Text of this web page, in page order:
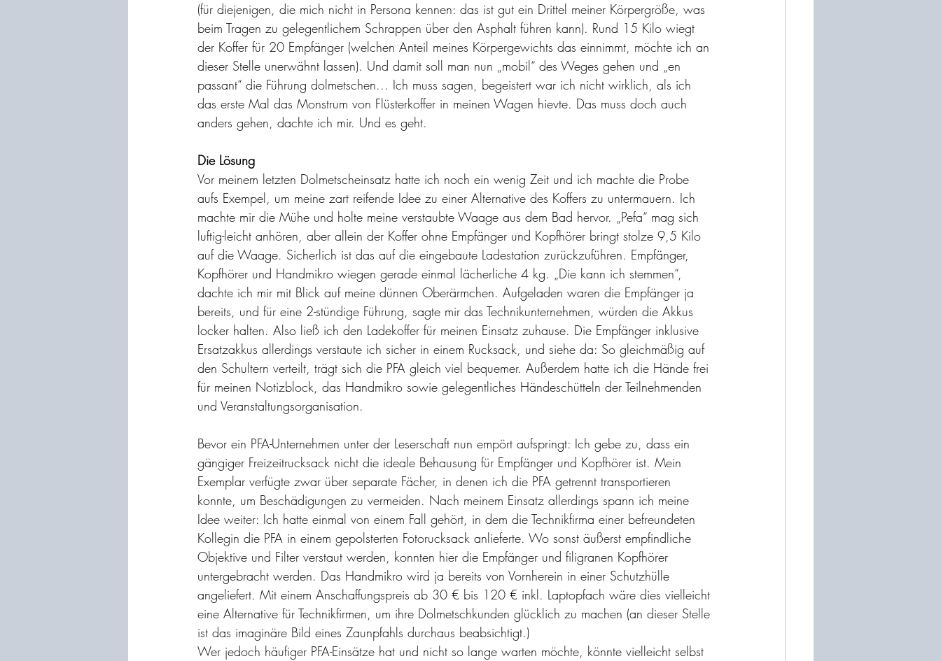
(für diejenigen, die mich nicht in Persona kennen: das ist gut ein Drittel meiner Körpergröße, was
beim Tragen zu gelegentlichem Schrappen über den Asphalt führen kann). Rund 15 Kilo wiegt
der Koffer für 20 Empfänger (welchen Anteil meines Körpergewichts das einnimmt, möchte ich an
dieser Stelle unerwähnt lassen). Und damit soll man nun „mobil“ des Weges gehen und „en
passant“ die Führung dolmetschen... Ich muss sagen, begeistert war ich nicht wirklich, als ich
das erste Mal das Monstrum von Flüsterkoffer in meinen Wagen hievte. Das muss doch auch
anders gehen, dachte ich mir. Und es geht.
Die Lösung
Vor meinem letzten Dolmetscheinsatz hatte ich noch ein wenig Zeit und ich machte die Probe
aufs Exempel, um meine zart reifende Idee zu einer Alternative des Koffers zu untermauern. Ich
machte mir die Mühe und holte meine verstaubte Waage aus dem Bad hervor. „Pefa“ mag sich
luftig-leicht anhören, aber allein der Koffer ohne Empfänger und Kopfhörer bringt stolze 9,5 Kilo
auf die Waage. Sicherlich ist das auf die eingebaute Ladestation zurückzuführen. Empfänger,
Kopfhörer und Handmikro wiegen gerade einmal lächerliche 4 kg. „Die kann ich stemmen“,
dachte ich mir mit Blick auf meine dünnen Oberärmchen. Aufgeladen waren die Empfänger ja
bereits, und für eine 2-stündige Führung, sagte mir das Technikunternehmen, würden die Akkus
locker halten. Also ließ ich den Ladekoffer für meinen Einsatz zuhause. Die Empfänger inklusive
Ersatzakkus allerdings verstaute ich sicher in einem Rucksack, und siehe da: So gleichmäßig auf
den Schultern verteilt, trägt sich die PFA gleich viel bequemer. Außerdem hatte ich die Hände frei
für meinen Notizblock, das Handmikro sowie gelegentliches Händeschütteln der Teilnehmenden
und Veranstaltungsorganisation.
Bevor ein PFA-Unternehmen unter der Leserschaft nun empört aufspringt: Ich gebe zu, dass ein
gängiger Freizeitrucksack nicht die ideale Behausung für Empfänger und Kopfhörer ist. Mein
Exemplar verfügte zwar über separate Fächer, in denen ich die PFA getrennt transportieren
konnte, um Beschädigungen zu vermeiden. Nach meinem Einsatz allerdings spann ich meine
Idee weiter: Ich hatte einmal von einem Fall gehört, in dem die Technikfirma einer befreundeten
Kollegin die PFA in einem gepolsterten Fotorucksack anlieferte. Wo sonst äußerst empfindliche
Objektive und Filter verstaut werden, konnten hier die Empfänger und filigranen Kopfhörer
untergebracht werden. Das Handmikro wird ja bereits von Vornherein in einer Schutzhülle
angeliefert. Mit einem Anschaffungspreis ab 30 € bis 120 € inkl. Laptopfach wäre dies vielleicht
eine Alternative für Technikfirmen, um ihre Dolmetschkunden glücklich zu machen (an dieser Stelle
ist das imaginäre Bild eines Zaunpfahls durchaus beabsichtigt.)
Wer jedoch häufiger PFA-Einsätze hat und nicht so lange warten möchte, könnte vielleicht selbst